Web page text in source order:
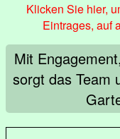
Klicken Sie hier,
Eintrages, auf
Mit
sorgt das Team